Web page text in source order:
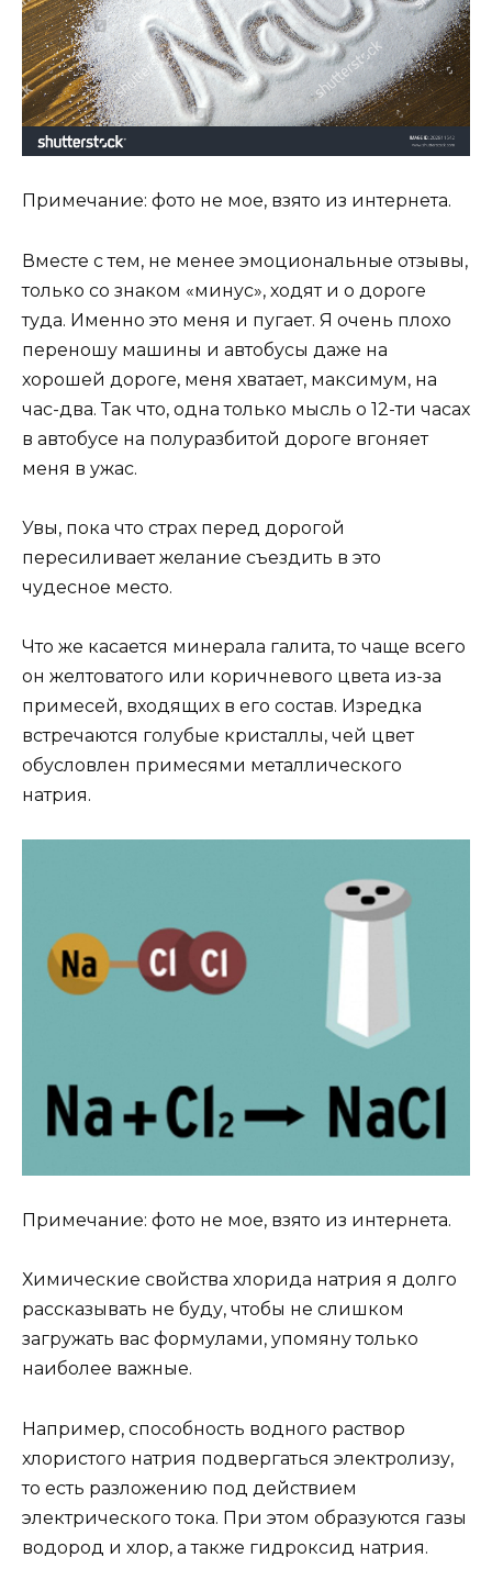
Примечание: фото не мое, взято из интернета.
Вместе с тем, не менее эмоциональные отзывы,
только со знаком «минус», ходят и о дороге
туда. Именно это меня и пугает. Я очень плохо
переношу машины и автобусы даже на
хорошей дороге, меня хватает, максимум, на
час-два. Так что, одна только мысль о 12-ти часах
в автобусе на полуразбитой дороге вгоняет
меня в ужас.
Увы, пока что страх перед дорогой
пересиливает желание съездить в это
чудесное место.
Что же касается минерала галита, то чаще всего
он желтоватого или коричневого цвета из-за
примесей, входящих в его состав. Изредка
встречаются голубые кристаллы, чей цвет
обусловлен примесями металлического
натрия.
Примечание: фото не мое, взято из интернета.
Химические свойства хлорида натрия я долго
рассказывать не буду, чтобы не слишком
загружать вас формулами, упомяну только
наиболее важные.
Например, способность водного раствор
хлористого натрия подвергаться электролизу,
то есть разложению под действием
электрического тока. При этом образуются газы
водород и хлор, а также гидроксид натрия.